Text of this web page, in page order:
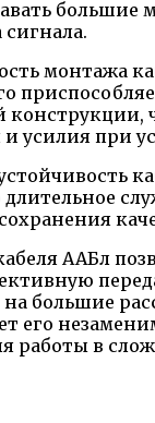
большие
сигнала.
монтажа
усилия при
ААБл
большие
его
работы в